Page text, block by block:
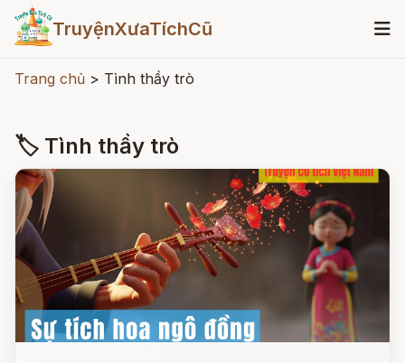
TruyệnXưaTíchCũ
Trang chủ > Tình thầy trò
🏷 Tình thầy trò